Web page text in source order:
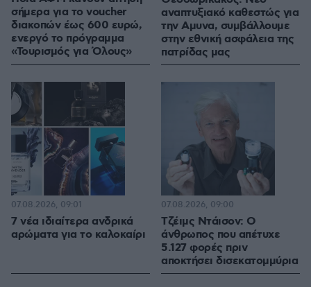
σήμερα για το voucher
διακοπών έως 600 ευρώ,
ενεργό το πρόγραμμα
«Τουρισμός για Όλους»
αναπτυξιακό καθεστώς για
την Αμυνα, συμβάλλουμε
στην εθνική ασφάλεια της
πατρίδας μας
7 νέα ιδιαίτερα ανδρικά
αρώματα για το καλοκαίρι
07.08.2026, 09:01
Τζέιμς Ντάισον: Ο
άνθρωπος που απέτυχε
5.127 φορές πριν
αποκτήσει δισεκατομμύρια
07.08.2026, 09:00